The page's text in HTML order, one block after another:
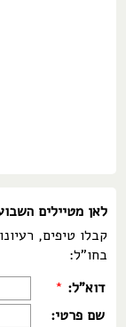
לאן מטיילים
קבלו טיפים,
בחו"ל:
דוא"ל: *
שם פרטי: